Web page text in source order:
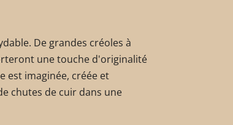
De grandes créoles à
une touche d'originalité
est imaginée, créée et
chutes de cuir dans une